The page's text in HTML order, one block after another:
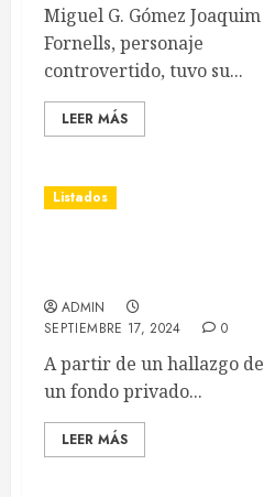
Miguel G. Gómez Joaquim
Fornells, personaje
controvertido, tuvo su...
LEER MÁS
Listados
ADMIN
SEPTIEMBRE 17, 2024
0
A partir de un hallazgo de
un fondo privado...
LEER MÁS